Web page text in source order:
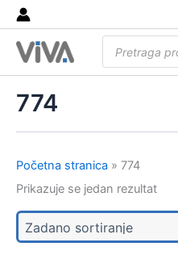
Skip
to
content
search
774
Početna stranica » 774
Prikazuje se jedan rezultat